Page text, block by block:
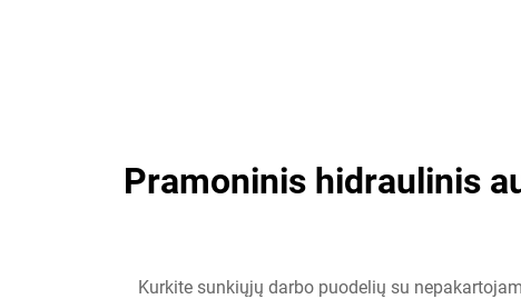
Pramoninis hidraulinis
Kurkite sunkiųjų darbo puodelių su